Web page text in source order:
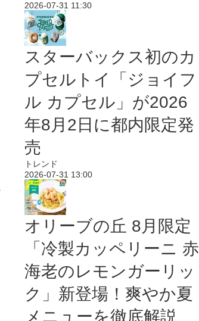
2026-07-31 11:30
スターバックス初のカ
プセルトイ「ジョイフ
ル カプセル」が2026
年8月2日に都内限定発
売
トレンド
2026-07-31 13:00
オリーブの丘 8月限定
「冷製カッペリーニ 赤
海老のレモンガーリッ
ク」新登場！爽やか夏
メニューを徹底解説